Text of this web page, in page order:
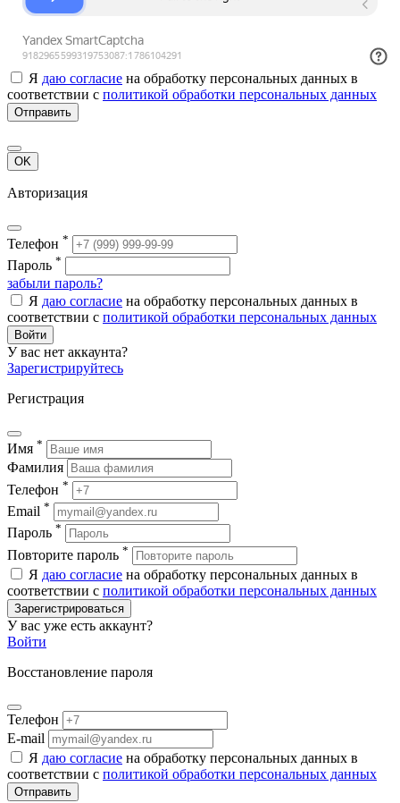
Я даю согласие на обработку персональных данных в
соответствии с политикой обработки персональных данных
Отправить
OK
Авторизация
Телефон *
Пароль *
забыли пароль?
Я даю согласие на обработку персональных данных в
соответствии с политикой обработки персональных данных
Войти
У вас нет аккаунта?
Зарегистрируйтесь
Регистрация
Имя *
Фамилия
Телефон *
Email *
Пароль *
Повторите пароль *
Я даю согласие на обработку персональных данных в
соответствии с политикой обработки персональных данных
Зарегистрироваться
У вас уже есть аккаунт?
Войти
Восстановление пароля
Телефон
E-mail
Я даю согласие на обработку персональных данных в
соответствии с политикой обработки персональных данных
Отправить